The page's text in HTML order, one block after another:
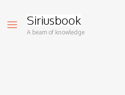
Siriusbook
A beam of knowledge